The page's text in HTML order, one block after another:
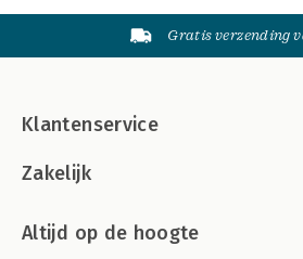
Gratis verzending
Klantenservice
Zakelijk
Altijd op de hoogte